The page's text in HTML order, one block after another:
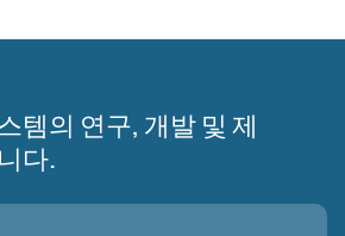
템의 연구, 개발 및 제
다.